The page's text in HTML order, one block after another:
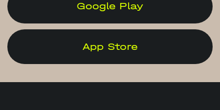
Google Play
App Store